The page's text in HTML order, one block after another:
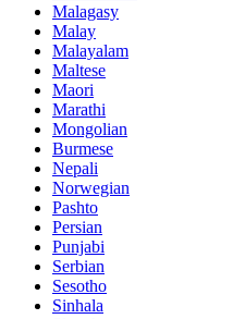
Malagasy
Malay
Malayalam
Maltese
Maori
Marathi
Mongolian
Burmese
Nepali
Norwegian
Pashto
Persian
Punjabi
Serbian
Sesotho
Sinhala